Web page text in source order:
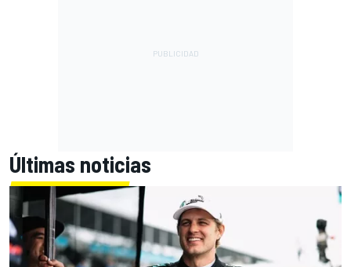
Últimas noticias